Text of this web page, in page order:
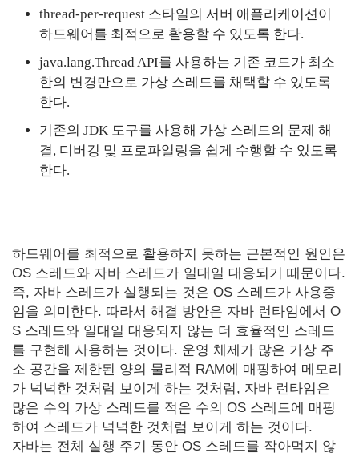
thread-per-request 스타일의 서버 애플리케이션이
하드웨어를 최적으로 활용할 수 있도록 한다.
java.lang.Thread API를 사용하는 기존 코드가 최소
한의 변경만으로 가상 스레드를 채택할 수 있도록
한다.
기존의 JDK 도구를 사용해 가상 스레드의 문제 해
결, 디버깅 및 프로파일링을 쉽게 수행할 수 있도록
한다.
하드웨어를 최적으로 활용하지 못하는 근본적인 원인은
OS 스레드와 자바 스레드가 일대일 대응되기 때문이다.
즉, 자바 스레드가 실행되는 것은 OS 스레드가 사용중
임을 의미한다. 따라서 해결 방안은 자바 런타임에서 O
S 스레드와 일대일 대응되지 않는 더 효율적인 스레드
를 구현해 사용하는 것이다. 운영 체제가 많은 가상 주
소 공간을 제한된 양의 물리적 RAM에 매핑하여 메모리
가 넉넉한 것처럼 보이게 하는 것처럼, 자바 런타임은
많은 수의 가상 스레드를 적은 수의 OS 스레드에 매핑
하여 스레드가 넉넉한 것처럼 보이게 하는 것이다.
자바는 전체 실행 주기 동안 OS 스레드를 작아먹지 않